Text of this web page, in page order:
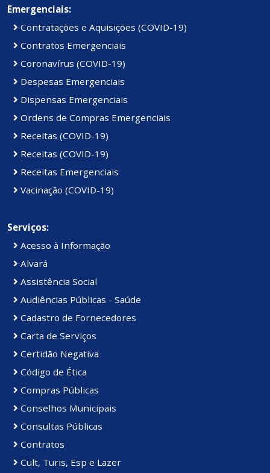
Emergenciais:
Contratações e Aquisições (COVID-19)
Contratos Emergenciais
Coronavírus (COVID-19)
Despesas Emergenciais
Dispensas Emergenciais
Ordens de Compras Emergenciais
Receitas (COVID-19)
Receitas (COVID-19)
Receitas Emergenciais
Vacinação (COVID-19)
Serviços:
Acesso à Informação
Alvará
Assistência Social
Audiências Públicas - Saúde
Cadastro de Fornecedores
Carta de Serviços
Certidão Negativa
Código de Ética
Compras Públicas
Conselhos Municipais
Consultas Públicas
Contratos
Cult, Turis, Esp e Lazer